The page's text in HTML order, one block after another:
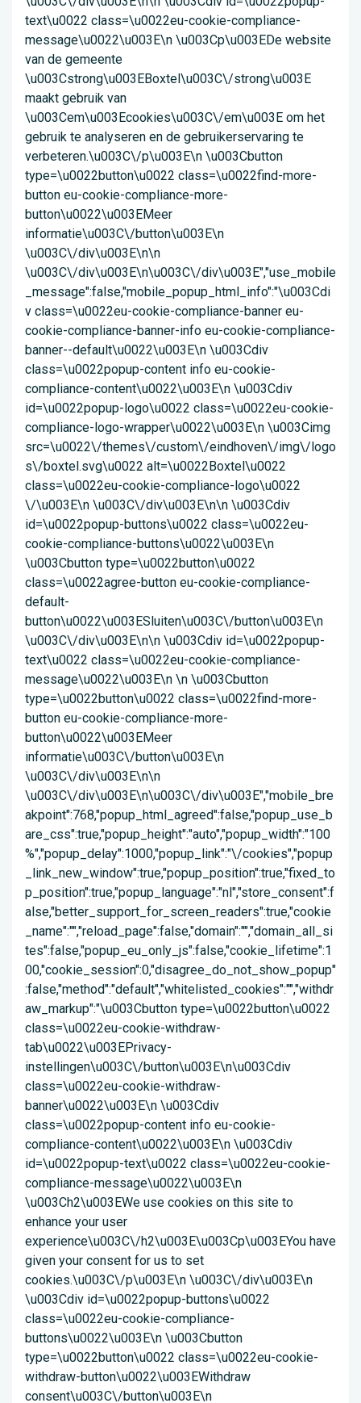
text\u0022 class=\u0022eu-cookie-compliance-
message\u0022\u003E\n \u003Cp\u003EDe website
van de gemeente
\u003Cstrong\u003EBoxtel\u003C\/strong\u003E
maakt gebruik van
\u003Cem\u003Ecookies\u003C\/em\u003E om het
gebruik te analyseren en de gebruikerservaring te
verbeteren.\u003C\/p\u003E\n \u003Cbutton
type=\u0022button\u0022 class=\u0022find-more-
button eu-cookie-compliance-more-
button\u0022\u003EMeer
informatie\u003C\/button\u003E\n
\u003C\/div\u003E\n\n
\u003C\/div\u003E\n\u003C\/div\u003E","use_mobile
_message":false,"mobile_popup_html_info":"\u003Cdi
v class=\u0022eu-cookie-compliance-banner eu-
cookie-compliance-banner-info eu-cookie-compliance-
banner--default\u0022\u003E\n \u003Cdiv
class=\u0022popup-content info eu-cookie-
compliance-content\u0022\u003E\n \u003Cdiv
id=\u0022popup-logo\u0022 class=\u0022eu-cookie-
compliance-logo-wrapper\u0022\u003E\n \u003Cimg
src=\u0022\/themes\/custom\/eindhoven\/img\/logo
s\/boxtel.svg\u0022 alt=\u0022Boxtel\u0022
class=\u0022eu-cookie-compliance-logo\u0022
\/\u003E\n \u003C\/div\u003E\n\n \u003Cdiv
id=\u0022popup-buttons\u0022 class=\u0022eu-
cookie-compliance-buttons\u0022\u003E\n
\u003Cbutton type=\u0022button\u0022
class=\u0022agree-button eu-cookie-compliance-
default-
button\u0022\u003ESluiten\u003C\/button\u003E\n
\u003C\/div\u003E\n\n \u003Cdiv id=\u0022popup-
text\u0022 class=\u0022eu-cookie-compliance-
message\u0022\u003E\n \n \u003Cbutton
type=\u0022button\u0022 class=\u0022find-more-
button eu-cookie-compliance-more-
button\u0022\u003EMeer
informatie\u003C\/button\u003E\n
\u003C\/div\u003E\n\n
\u003C\/div\u003E\n\u003C\/div\u003E","mobile_bre
akpoint":768,"popup_html_agreed":false,"popup_use_b
are_css":true,"popup_height":"auto","popup_width":"100
%","popup_delay":1000,"popup_link":"\/cookies","popup
_link_new_window":true,"popup_position":true,"fixed_to
p_position":true,"popup_language":"nl","store_consent":f
alse,"better_support_for_screen_readers":true,"cookie
_name":"","reload_page":false,"domain":"","domain_all_si
tes":false,"popup_eu_only_js":false,"cookie_lifetime":1
00,"cookie_session":0,"disagree_do_not_show_popup"
:false,"method":"default","whitelisted_cookies":"","withdr
aw_markup":"\u003Cbutton type=\u0022button\u0022
class=\u0022eu-cookie-withdraw-
tab\u0022\u003EPrivacy-
instellingen\u003C\/button\u003E\n\u003Cdiv
class=\u0022eu-cookie-withdraw-
banner\u0022\u003E\n \u003Cdiv
class=\u0022popup-content info eu-cookie-
compliance-content\u0022\u003E\n \u003Cdiv
id=\u0022popup-text\u0022 class=\u0022eu-cookie-
compliance-message\u0022\u003E\n
\u003Ch2\u003EWe use cookies on this site to
enhance your user
experience\u003C\/h2\u003E\u003Cp\u003EYou have
given your consent for us to set
cookies.\u003C\/p\u003E\n \u003C\/div\u003E\n
\u003Cdiv id=\u0022popup-buttons\u0022
class=\u0022eu-cookie-compliance-
buttons\u0022\u003E\n \u003Cbutton
type=\u0022button\u0022 class=\u0022eu-cookie-
withdraw-button\u0022\u003EWithdraw
consent\u003C\/button\u003E\n